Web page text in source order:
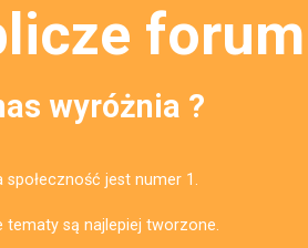
forum
wyróżnia ?
społeczność jest numer 1.
tematy są najlepiej tworzone.